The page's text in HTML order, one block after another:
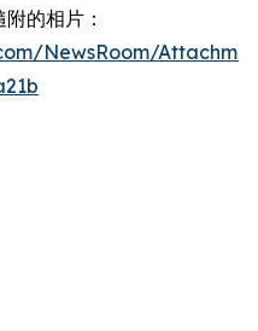
的相片：
NewsRoom/